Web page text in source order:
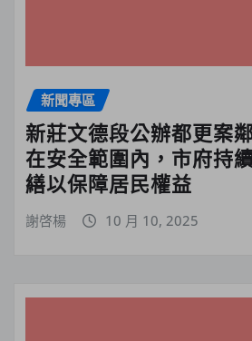
新聞專區
新莊文德段公辦都更案
在安全範圍內，市府持
繕以保障居民權益
謝啓楊 10 月 10, 2025